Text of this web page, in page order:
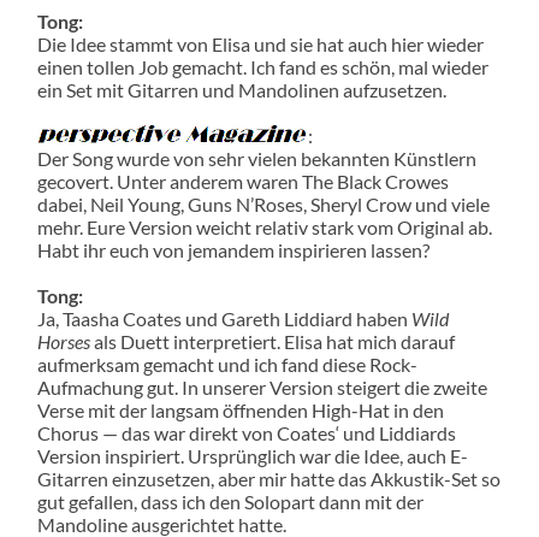
Tong:
Die Idee stammt von Elisa und sie hat auch hier wieder
einen tollen Job gemacht. Ich fand es schön, mal wieder
ein Set mit Gitarren und Mandolinen aufzusetzen.
:
Der Song wurde von sehr vielen bekannten Künstlern
gecovert. Unter anderem waren The Black Crowes
dabei, Neil Young, Guns N’Roses, Sheryl Crow und viele
mehr. Eure Version weicht relativ stark vom Original ab.
Habt ihr euch von jemandem inspirieren lassen?
Tong:
Ja, Taasha Coates und Gareth Liddiard haben Wild
Horsesals Duett interpretiert. Elisa hat mich darauf
aufmerksam gemacht und ich fand diese Rock-
Aufmachung gut. In unserer Version steigert die zweite
Verse mit der langsam öffnenden High-Hat in den
Chorus — das war direkt von Coates‘ und Liddiards
Version inspiriert. Ursprünglich war die Idee, auch E-
Gitarren einzusetzen, aber mir hatte das Akkustik-Set so
gut gefallen, dass ich den Solopart dann mit der
Mandoline ausgerichtet hatte.